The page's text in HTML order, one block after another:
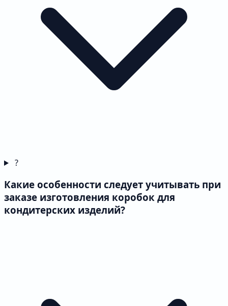
?
Какие особенности следует учитывать при
заказе изготовления коробок для
кондитерских изделий?